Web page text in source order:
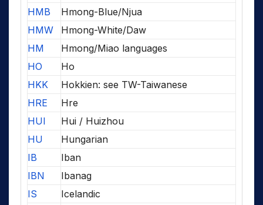
HMB
Hmong-Blue/Njua
HMW
Hmong-White/Daw
HM
Hmong/Miao languages
HO
Ho
HKK
Hokkien: see TW-Taiwanese
HRE
Hre
HUI
Hui / Huizhou
HU
Hungarian
IB
Iban
IBN
Ibanag
IS
Icelandic